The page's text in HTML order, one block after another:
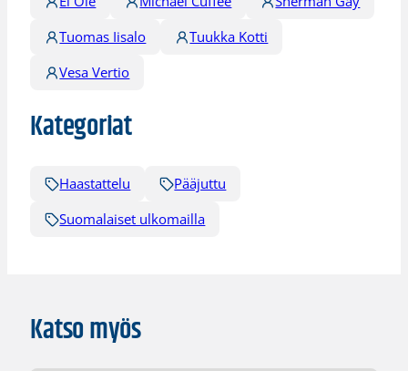
Tuomas Iisalo
Tuukka Kotti
Vesa Vertio
Kategoriat
Haastattelu
Pääjuttu
Suomalaiset ulkomailla
Katso myös